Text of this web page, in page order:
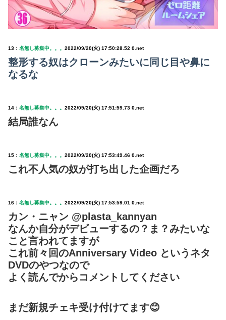
13： 名無し募集中。。。 2022/09/20(火) 17:50:28.52 0.net
整形する奴はクローンみたいに同じ目や鼻に
なるな
14： 名無し募集中。。。 2022/09/20(火) 17:51:59.73 0.net
結局誰なん
15： 名無し募集中。。。 2022/09/20(火) 17:53:49.46 0.net
これ不人気の奴が打ち出した企画だろ
16： 名無し募集中。。。 2022/09/20(火) 17:53:59.01 0.net
カン・ニャン @plasta_kannyan
なんか自分がデビューするの？ま？みたいな
こと言われてますが
これ前々回のAnniversary Video というネタ
DVDのやつなので
よく読んでからコメントしてください
まだ新規チェキ受け付けてます😊